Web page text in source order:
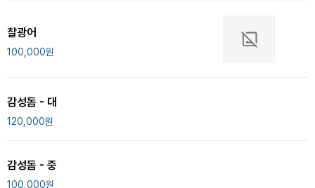
찰광어
100,000원
감성돔 - 대
120,000원
감성돔 - 중
100,000원